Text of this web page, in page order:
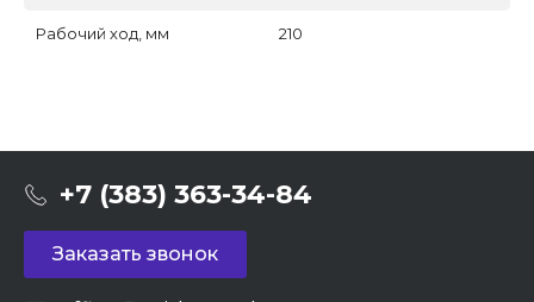
Рабочий ход, мм 210
+7 (383) 363-34-84
Заказать звонок